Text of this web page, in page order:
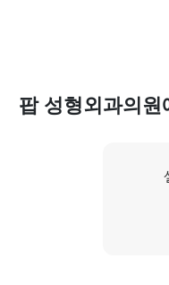
팝 성형외과의